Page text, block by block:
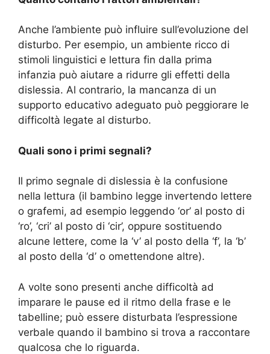
Anche l’ambiente può influire sull’evoluzione del
disturbo. Per esempio, un ambiente ricco di
stimoli linguistici e lettura fin dalla prima
infanzia può aiutare a ridurre gli effetti della
dislessia. Al contrario, la mancanza di un
supporto educativo adeguato può peggiorare le
difficoltà legate al disturbo.
Quali sono i primi segnali?
Il primo segnale di dislessia è la confusione
nella lettura (il bambino legge invertendo lettere
o grafemi, ad esempio leggendo ‘or’ al posto di
‘ro’, ‘cri’ al posto di ‘cir’, oppure sostituendo
alcune lettere, come la ‘v’ al posto della ‘f’, la ‘b’
al posto della ‘d’ o omettendone altre).
A volte sono presenti anche difficoltà ad
imparare le pause ed il ritmo della frase e le
tabelline; può essere disturbata l’espressione
verbale quando il bambino si trova a raccontare
qualcosa che lo riguarda.